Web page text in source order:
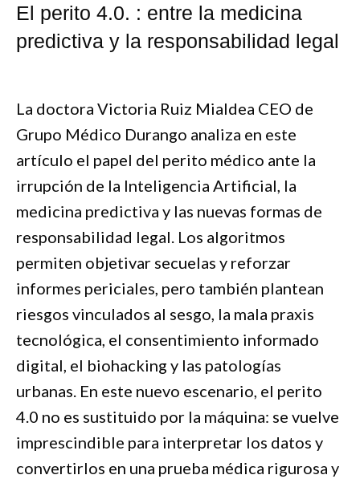
El perito 4.0. : entre la medicina
predictiva y la responsabilidad legal
La doctora Victoria Ruiz Mialdea CEO de
Grupo Médico Durango analiza en este
artículo el papel del perito médico ante la
irrupción de la Inteligencia Artificial, la
medicina predictiva y las nuevas formas de
responsabilidad legal. Los algoritmos
permiten objetivar secuelas y reforzar
informes periciales, pero también plantean
riesgos vinculados al sesgo, la mala praxis
tecnológica, el consentimiento informado
digital, el biohacking y las patologías
urbanas. En este nuevo escenario, el perito
4.0 no es sustituido por la máquina: se vuelve
imprescindible para interpretar los datos y
convertirlos en una prueba médica rigurosa y